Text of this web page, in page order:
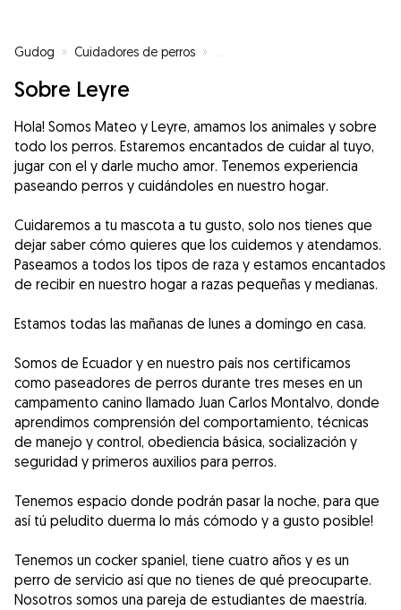
Gudog » Cuidadores de perros »
Sobre Leyre
Hola! Somos Mateo y Leyre, amamos los animales y sobre
todo los perros. Estaremos encantados de cuidar al tuyo,
jugar con el y darle mucho amor. Tenemos experiencia
paseando perros y cuidándoles en nuestro hogar.
Cuidaremos a tu mascota a tu gusto, solo nos tienes que
dejar saber cómo quieres que los cuidemos y atendamos.
Paseamos a todos los tipos de raza y estamos encantados
de recibir en nuestro hogar a razas pequeñas y medianas.
Estamos todas las mañanas de lunes a domingo en casa.
Somos de Ecuador y en nuestro país nos certificamos
como paseadores de perros durante tres meses en un
campamento canino llamado Juan Carlos Montalvo, donde
aprendimos comprensión del comportamiento, técnicas
de manejo y control, obediencia básica, socialización y
seguridad y primeros auxilios para perros.
Tenemos espacio donde podrán pasar la noche, para que
así tú peludito duerma lo más cómodo y a gusto posible!
Tenemos un cocker spaniel, tiene cuatro años y es un
perro de servicio así que no tienes de qué preocuparte.
Nosotros somos una pareja de estudiantes de maestría.